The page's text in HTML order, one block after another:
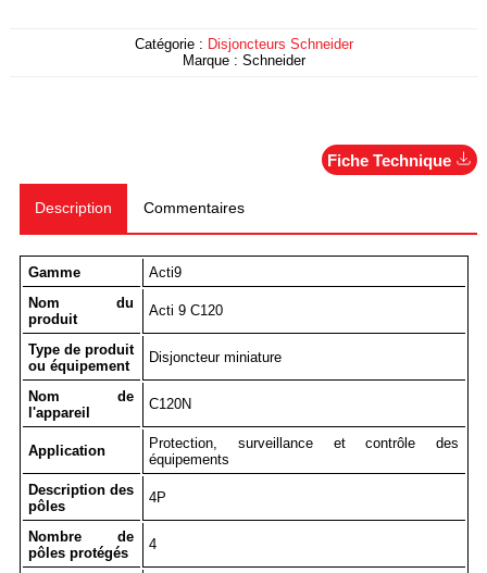
Catégorie : Disjoncteurs Schneider
Marque : Schneider
Fiche Technique
Description Commentaires
Gamme
Acti9
Nom du
produit
Acti 9 C120
Type de produit
ou équipement
Disjoncteur miniature
Nom de
l'appareil
C120N
Application
Protection, surveillance et contrôle des
équipements
Description des
pôles
4P
Nombre de
pôles protégés
4